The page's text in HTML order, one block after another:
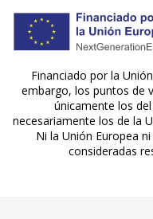
Financiado por la
embargo, los puntos de
únicamente los
necesariamente los de la
Ni la Unión Europea
consideradas